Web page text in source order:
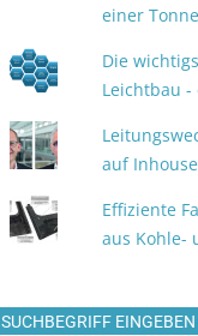
einer
Die
Leichtbau
auf
Effiziente
aus Kohle-
SUCHBEGRIFF EINGEBEN